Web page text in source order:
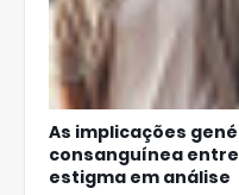
As implicações
consanguínea
estigma em análise